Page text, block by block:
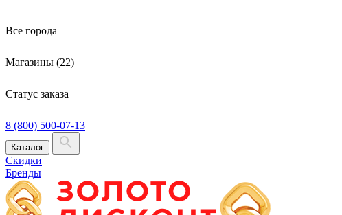
Все города
Магазины (22)
Статус заказа
8 (800) 500-07-13
Каталог
Скидки
Бренды